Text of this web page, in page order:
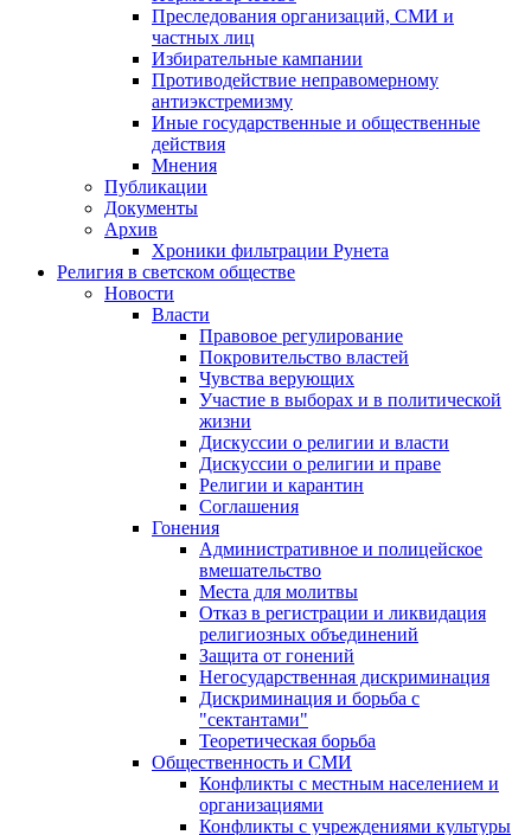
Преследования организаций, СМИ и
частных лиц
Избирательные кампании
Противодействие неправомерному
антиэкстремизму
Иные государственные и общественные
действия
Мнения
Публикации
Документы
Архив
Хроники фильтрации Рунета
Религия в светском обществе
Новости
Власти
Правовое регулирование
Покровительство властей
Чувства верующих
Участие в выборах и в политической
жизни
Дискуссии о религии и власти
Дискуссии о религии и праве
Религии и карантин
Соглашения
Гонения
Административное и полицейское
вмешательство
Места для молитвы
Отказ в регистрации и ликвидация
религиозных объединений
Защита от гонений
Негосударственная дискриминация
Дискриминация и борьба с
"сектантами"
Теоретическая борьба
Общественность и СМИ
Конфликты с местным населением и
организациями
Конфликты с учреждениями культуры